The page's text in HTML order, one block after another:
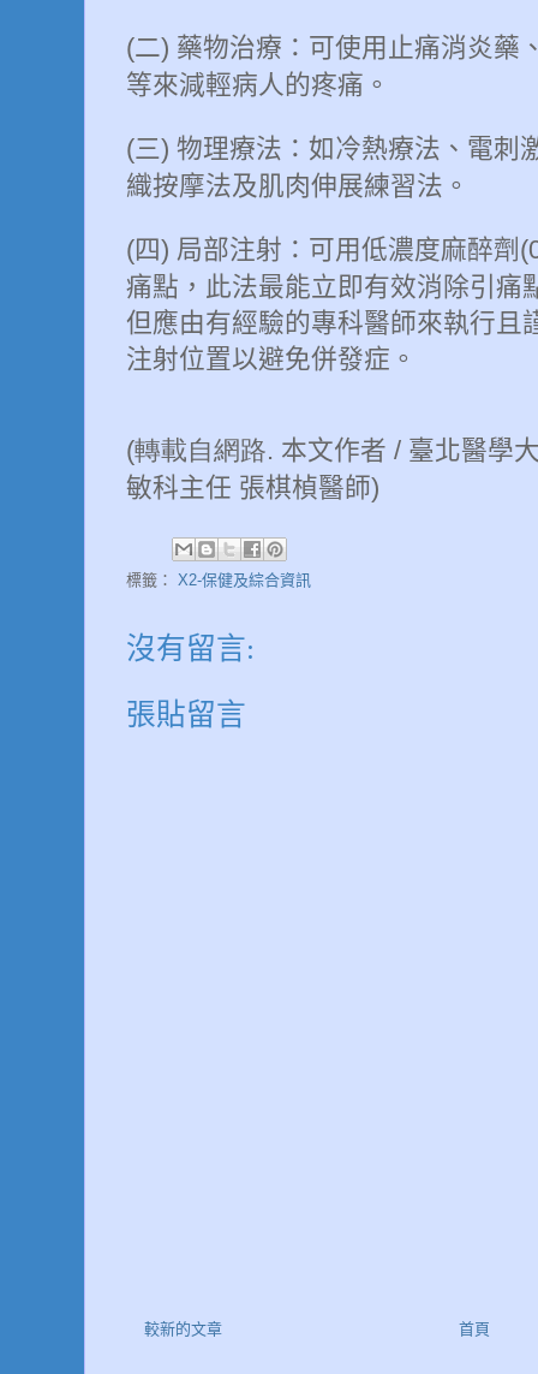
(二) 藥物治療：可使用止痛消炎藥
等來減輕病人的疼痛。
(三) 物理療法：如冷熱療法、電刺
織按摩法及肌肉伸展練習法。
(四) 局部注射：可用低濃度麻醉劑
痛點，此法最能立即有效消除引痛
但應由有經驗的專科醫師來執行且
注射位置以避免併發症。
(轉載自網路. 本文作者 / 臺北醫學
敏科主任 張棋楨醫師)
標籤： X2-保健及綜合資訊
沒有留言:
張貼留言
較新的文章 首頁